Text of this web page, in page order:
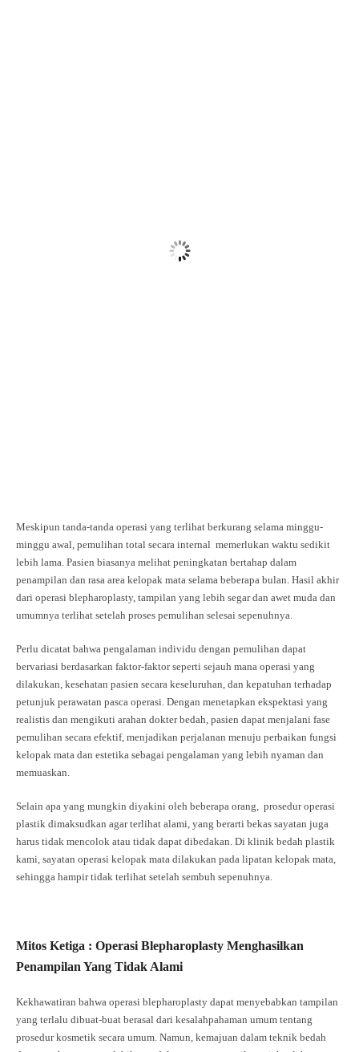
Meskipun tanda-tanda operasi yang terlihat berkurang selama minggu-
minggu awal, pemulihan total secara internal memerlukan waktu sedikit
lebih lama. Pasien biasanya melihat peningkatan bertahap dalam
penampilan dan rasa area kelopak mata selama beberapa bulan. Hasil akhir
dari operasi blepharoplasty, tampilan yang lebih segar dan awet muda dan
umumnya terlihat setelah proses pemulihan selesai sepenuhnya.
Perlu dicatat bahwa pengalaman individu dengan pemulihan dapat
bervariasi berdasarkan faktor-faktor seperti sejauh mana operasi yang
dilakukan, kesehatan pasien secara keseluruhan, dan kepatuhan terhadap
petunjuk perawatan pasca operasi. Dengan menetapkan ekspektasi yang
realistis dan mengikuti arahan dokter bedah, pasien dapat menjalani fase
pemulihan secara efektif, menjadikan perjalanan menuju perbaikan fungsi
kelopak mata dan estetika sebagai pengalaman yang lebih nyaman dan
memuaskan.
Selain apa yang mungkin diyakini oleh beberapa orang, prosedur operasi
plastik dimaksudkan agar terlihat alami, yang berarti bekas sayatan juga
harus tidak mencolok atau tidak dapat dibedakan. Di klinik bedah plastik
kami, sayatan operasi kelopak mata dilakukan pada lipatan kelopak mata,
sehingga hampir tidak terlihat setelah sembuh sepenuhnya.
Mitos Ketiga : Operasi Blepharoplasty Menghasilkan
Penampilan Yang Tidak Alami
Kekhawatiran bahwa operasi blepharoplasty dapat menyebabkan tampilan
yang terlalu dibuat-buat berasal dari kesalahpahaman umum tentang
prosedur kosmetik secara umum. Namun, kemajuan dalam teknik bedah